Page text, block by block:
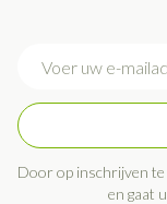
Door op inschrijven
en gaat